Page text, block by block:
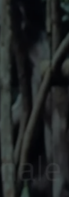
et
la Fondation
La Vie — Mode
rassemble
l’image est-elle
la